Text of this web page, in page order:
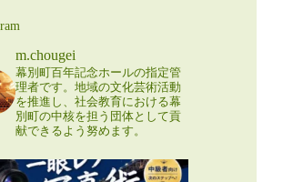
m.chougei
幕別町百年記念ホールの指定管
理者です。地域の文化芸術活動
を推進し、社会教育における幕
別町の中核を担う団体として貢
献できるよう努めます。